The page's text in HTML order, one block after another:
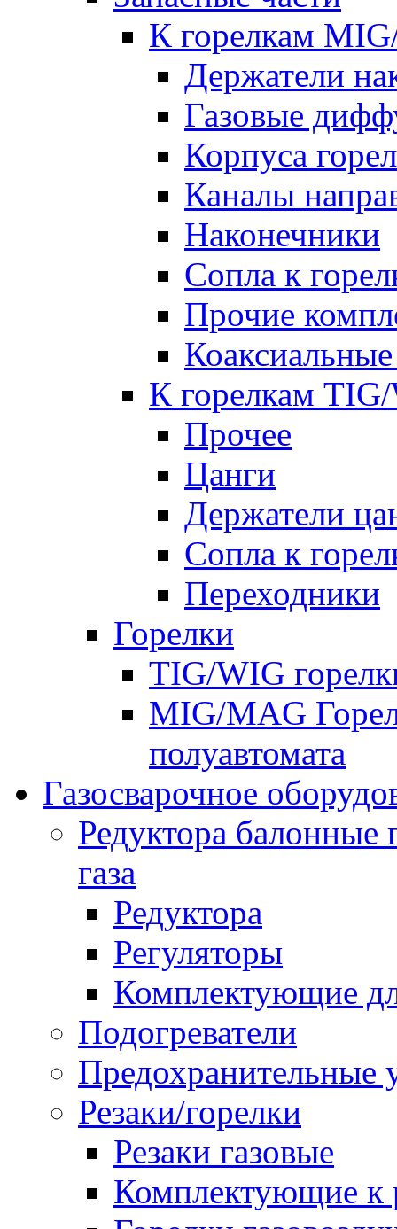
К горелкам
Держатели
Газовые
Корпуса
Каналы
Наконечники
Сопла к
Прочие
К горелкам
Прочее
Цанги
Держатели
Сопла к
Переходники
Горелки
TIG/WIG
MIG/MAG
полуавтомата
Газосварочное
Редуктора балонные
газа
Редуктора
Регуляторы
Комплектующие
Подогреватели
Предохранительные
Резаки/горелки
Резаки газовые
Комплектующие к